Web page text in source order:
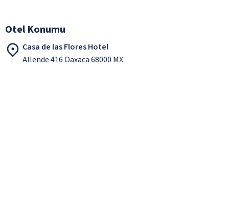
Otel Konumu
Casa de las Flores Hotel
Allende 416 Oaxaca 68000 MX